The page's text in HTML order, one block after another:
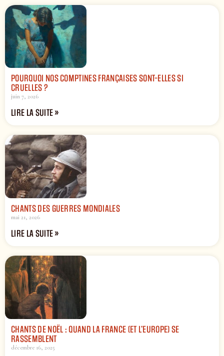
POURQUOI NOS COMPTINES FRANÇAISES SONT-ELLES SI
CRUELLES ?
juin 7, 2026
LIRE LA SUITE »
CHANTS DES GUERRES MONDIALES
mai 21, 2026
LIRE LA SUITE »
CHANTS DE NOËL : QUAND LA FRANCE (ET L’EUROPE) SE
RASSEMBLENT
décembre 16, 2025